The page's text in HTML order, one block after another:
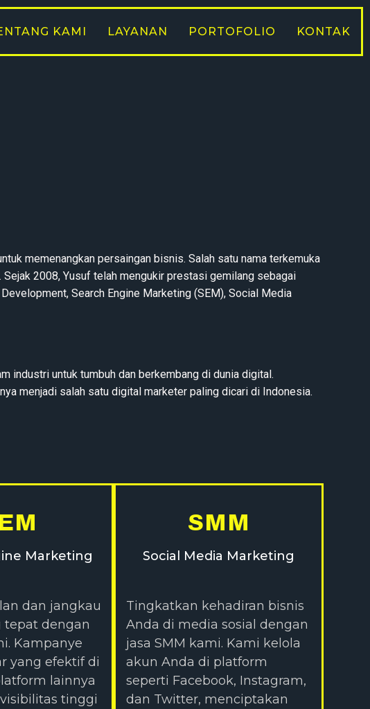
KAMI LAYANAN PORTOFOLIO KONTAK
memenangkan persaingan bisnis. Salah satu nama terkemuka
2008, Yusuf telah mengukir prestasi gemilang sebagai
Search Engine Marketing (SEM), Social Media
industri untuk tumbuh dan berkembang di dunia digital.
menjadi salah satu digital marketer paling dicari di Indonesia.
Marketing
dan jangkau
tepat dengan
Kampanye
yang efektif di
lainnya
tinggi
SMM
Social Media Marketing
Tingkatkan kehadiran bisnis
Anda di media sosial dengan
jasa SMM kami. Kami kelola
akun Anda di platform
seperti Facebook, Instagram,
dan Twitter, menciptakan